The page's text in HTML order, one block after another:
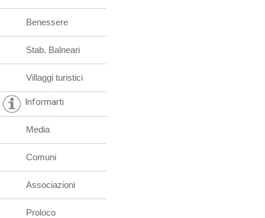
Benessere
Stab. Balneari
Villaggi turistici
Informarti
Media
Comuni
Associazioni
Proloco